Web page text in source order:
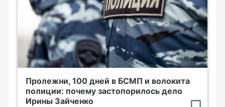
Пролежни, 100 дней в БСМП и волокита
полиции: почему застопорилось дело
Ирины Зайченко